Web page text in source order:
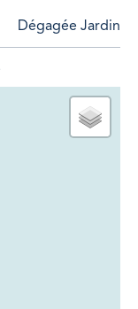
Dégagée Jardin